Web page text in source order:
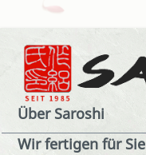
Über Saroshi
Wir fertigen für Sie